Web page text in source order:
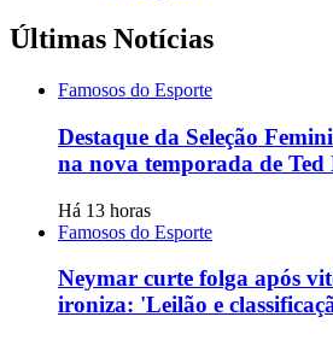
Últimas Notícias
Famosos do Esporte
Destaque da Seleção
na nova temporada de Ted
Há 13 horas
Famosos do Esporte
Neymar curte folga após
ironiza: 'Leilão e